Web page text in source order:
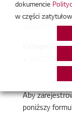
Lokalizacja:
Szkolenie
Kategorie:
MULTI V
Aby
poniższy
dokumencie
w części